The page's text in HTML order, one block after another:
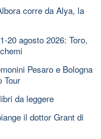
corre da Alya, la
20 agosto 2026: Toro,
Pesaro e Bologna
Tour
da leggere
il dottor Grant di